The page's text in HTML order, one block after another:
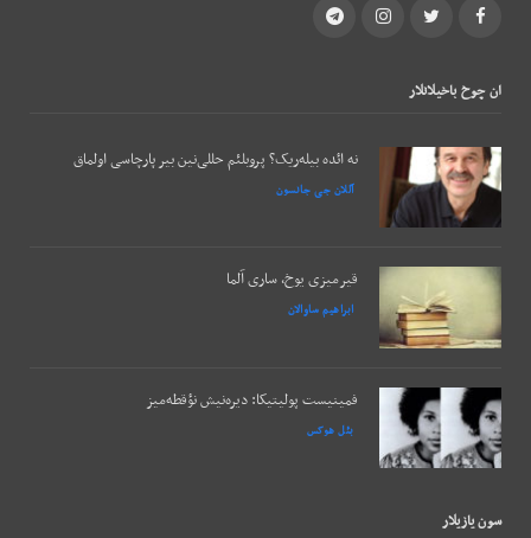
Facebook
Twitter
Instagram
Telegram
ان چوخ باخيلانلار
نه ائده بیله‌ریک؟ پروبلئم حللی‌نین بیر پارچاسی اولماق
آللان جی جانسون
قیرمیزی یوخ، ساری آلما
ابراهیم ساوالان
فمینیست پولیتیکا: دیره‌نیش نؤقطه‌میز
بئل هوکس
سون يازيلار